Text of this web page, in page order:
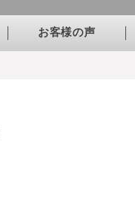
お客様の声